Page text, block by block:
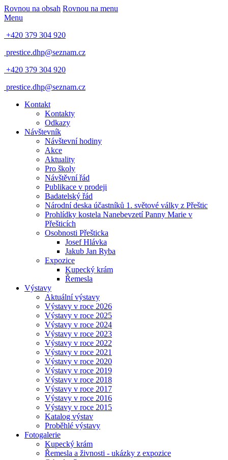
Rovnou na obsah Rovnou na menu
Menu
+420 379 304 920
prestice.dhp@seznam.cz
+420 379 304 920
prestice.dhp@seznam.cz
Kontakt
Kontakty
Odkazy
Návštevník
Návštevní hodiny
Akce
Aktuality
Pro školy
Návštěvní řád
Publikace v prodeji
Badatelský řád
Národní deska účastníků 1. světové války z Přeštic
Prohlídky kostela Nanebevzetí Panny Marie v
Přešticích
Osobnosti Přešticka
Josef Hlávka
Jakub Jan Ryba
Expozice
Kupecký krám
Řemesla
Výstavy
Aktuální výstavy
Výstavy v roce 2026
Výstavy v roce 2025
Výstavy v roce 2024
Výstavy v roce 2023
Výstavy v roce 2022
Výstavy v roce 2021
Výstavy v roce 2020
Výstavy v roce 2019
Výstavy v roce 2018
Výstavy v roce 2017
Výstavy v roce 2016
Výstavy v roce 2015
Katalog výstav
Proběhlé výstavy
Fotogalerie
Kupecký krám
Řemesla a živnosti - ukázky z expozice